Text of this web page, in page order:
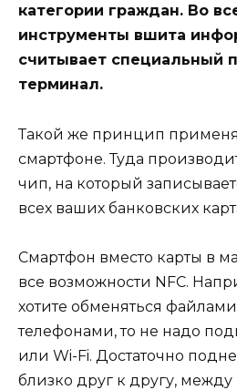
категории граждан. Во
инструменты вшита
считывает специальный
терминал.
Такой же принцип
смартфоне. Туда
чип, на который
всех ваших банковских
Смартфон вместо карты в
все возможности NFC.
хотите обменяться
телефонами, то не надо
или Wi-Fi. Достаточно
близко друг к другу,